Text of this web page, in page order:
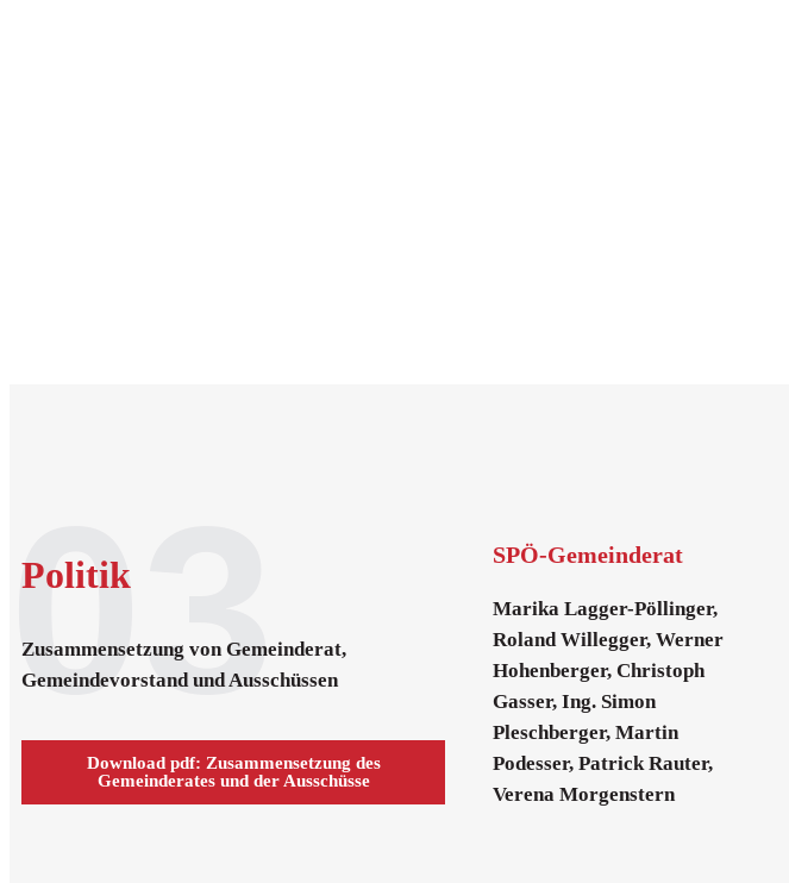
Politik
Zusammensetzung von Gemeinderat,
Gemeindevorstand und Ausschüssen
03
Download pdf: Zusammensetzung des
Gemeinderates und der Ausschüsse
SPÖ-Gemeinderat
Marika Lagger-Pöllinger,
Roland Willegger, Werner
Hohenberger, Christoph
Gasser, Ing. Simon
Pleschberger, Martin
Podesser, Patrick Rauter,
Verena Morgenstern